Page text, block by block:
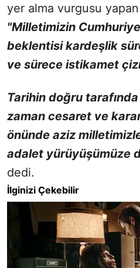
yer alma vurgusu yapan
"Milletimizin
beklentisi kardeşlik
ve sürece istikamet
Tarihin doğru
zaman cesaret ve
önünde aziz
adalet yürüyüşümüze
dedi.